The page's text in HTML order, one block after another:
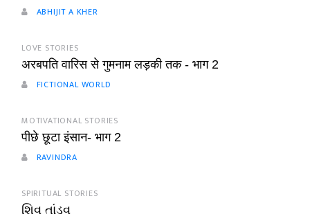
ABHIJIT A KHER
LOVE STORIES
अरबपति वारिस से गुमनाम लड़की तक - भाग 2
FICTIONAL WORLD
MOTIVATIONAL STORIES
पीछे छूटा इंसान- भाग 2
RAVINDRA
SPIRITUAL STORIES
શિવ તાંડવ